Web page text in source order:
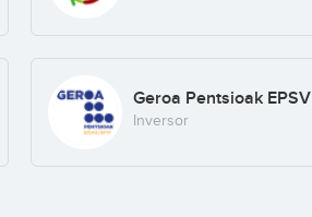
Geroa Pentsioak EPSV
Inversor